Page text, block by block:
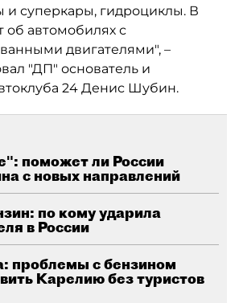
и суперкары, гидроциклы. В
об автомобилях с
двигателями", –
"ДП" основатель и
24 Денис Шубин.
поможет ли России
с новых направлений
по кому ударила
в России
проблемы с бензином
Карелию без туристов